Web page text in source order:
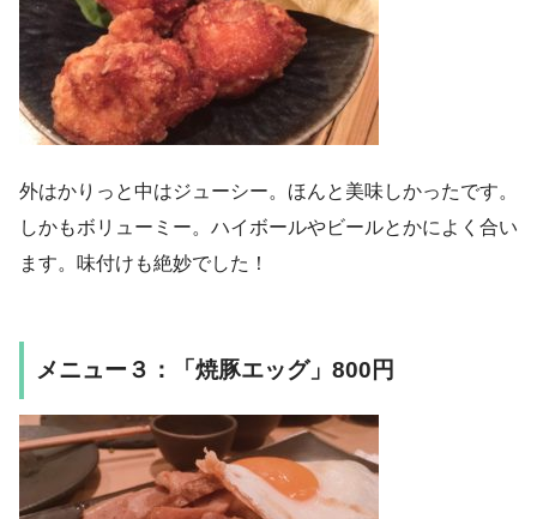
外はかりっと中はジューシー。ほんと美味しかったです。
しかもボリューミー。ハイボールやビールとかによく合い
ます。味付けも絶妙でした！
メニュー３：「焼豚エッグ」800円